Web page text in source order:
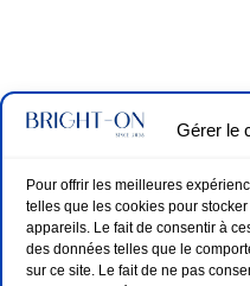
Gérer le
Pour offrir les meilleures
telles que les cookies pour
appareils. Le fait de consentir à
des données telles que le
sur ce site. Le fait de ne pas